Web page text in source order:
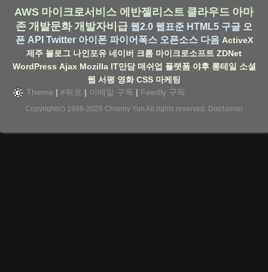
AWS 마이크로서비스 에반젤리스트 클라우드 아마
존 개발문화 개발자비급 웹2.0 웹표준 HTML5 구글 오
픈 API Twitter 아이폰 파이어폭스 오픈소스 다음 ActiveX
제주 블로그 나인포유 네이버 크롬 마이크로소프트 ZDNet
WordPress Ajax Mozilla IT만담 매쉬업 플랫폼 야후 롱테일 소셜
웹 서평 영화 CSS 마케팅
Theme | #위로 | 이메일 구독 | Feedly 구독
Copyright(c) 1996-2026 Channy Yun All rights reserved. Disclaimer